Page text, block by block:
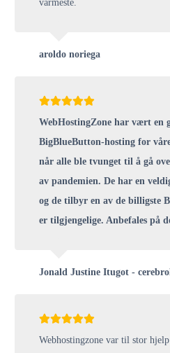
varmeste.
aroldo noriega
WebHostingZone har vært en
BigBlueButton-hosting for
når alle ble tvunget til å gå
av pandemien. De har en
og de tilbyr en av de billigste
er tilgjengelige. Anbefales på
Jonald Justine Itugot -
Webhostingzone var til stor